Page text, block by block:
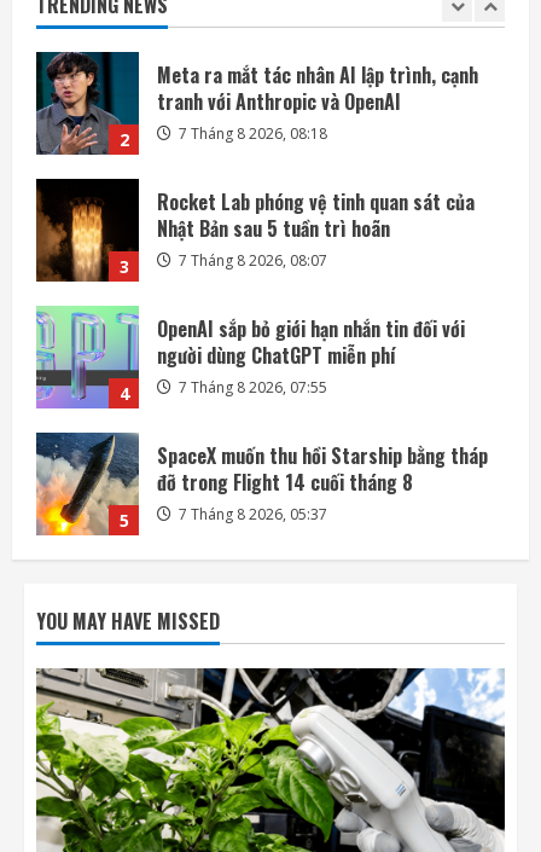
2
3
Rocket Lab phóng vệ tinh quan sát của
Nhật Bản sau 5 tuần trì hoãn
7 Tháng 8 2026, 08:07
4
OpenAI sắp bỏ giới hạn nhắn tin đối với
người dùng ChatGPT miễn phí
7 Tháng 8 2026, 07:55
5
SpaceX muốn thu hồi Starship bằng tháp
đỡ trong Flight 14 cuối tháng 8
7 Tháng 8 2026, 05:37
1
Ba công ty điển hình phát triển công nghệ
trồng cây trên Mặt Trăng
7 Tháng 8 2026, 12:00
2
tranh với Anthropic và OpenAI
7 Tháng 8 2026, 08:18
3
Rocket Lab phóng vệ tinh quan sát của
Nhật Bản sau 5 tuần trì hoãn
7 Tháng 8 2026, 08:07
OpenAI sắp bỏ giới hạn nhắn tin đối với
YOU MAY HAVE MISSED